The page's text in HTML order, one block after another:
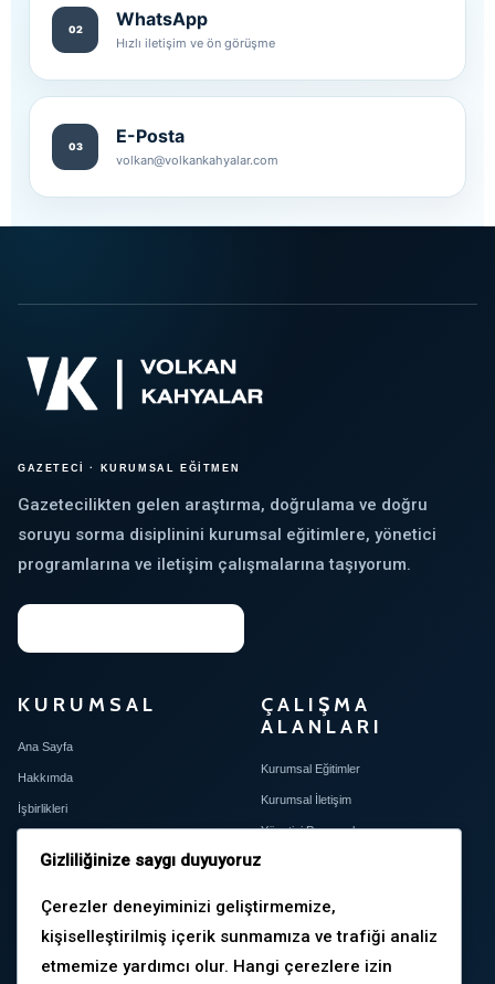
02 WhatsApp
Hızlı iletişim ve ön görüşme
03 E-Posta
volkan@volkankahyalar.com
GAZETECİ · KURUMSAL EĞİTMEN
Gazetecilikten gelen araştırma, doğrulama ve doğru
soruyu sorma disiplinini kurumsal eğitimlere, yönetici
programlarına ve iletişim çalışmalarına taşıyorum.
KURUMSAL
Ana Sayfa
Hakkımda
İşbirlikleri
İletişim
ÇALIŞMA
ALANLARI
Kurumsal Eğitimler
Kurumsal İletişim
Yönetici Programları
Kurumsal İhtiyaç Analizi
YAYINLAR İLETIŞIM
Gizliliğinize saygı duyuyoruz
Çerezler deneyiminizi geliştirmemize,
kişiselleştirilmiş içerik sunmamıza ve trafiği analiz
etmemize yardımcı olur. Hangi çerezlere izin